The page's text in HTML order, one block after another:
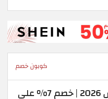
كوبون خصم
كود خصم فرنش فراجرنس 2026 | خصم 7% على